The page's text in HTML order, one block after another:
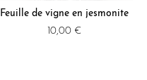
Feuille de vigne en jesmonite
10,00 €